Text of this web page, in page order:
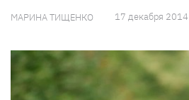
МАРИНА ТИЩЕНКО 17 декабря